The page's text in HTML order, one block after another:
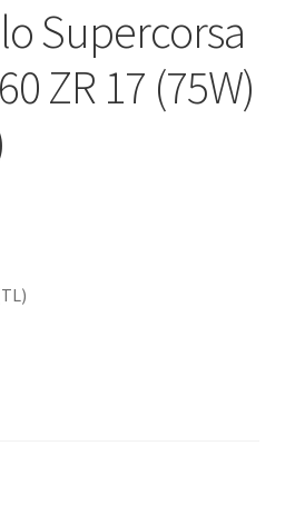
Supercorsa
ZR 17 (75W)